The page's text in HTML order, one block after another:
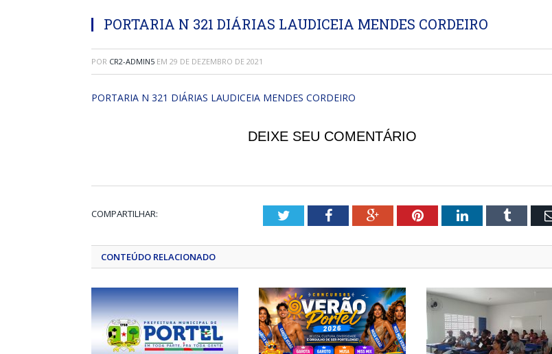
PORTARIA N 321 DIÁRIAS LAUDICEIA MENDES CORDEIRO
POR CR2-ADMIN5 EM 29 DE DEZEMBRO DE 2021
PORTARIA N 321 DIÁRIAS LAUDICEIA MENDES CORDEIRO
DEIXE SEU COMENTÁRIO
COMPARTILHAR: TwitterFacebookGoogle+PinterestLinkedInTumblr
CONTEÚDO RELACIONADO